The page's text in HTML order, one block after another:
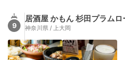
9
居酒屋 かもん 杉田プラムロ
神奈川県 / 上大岡